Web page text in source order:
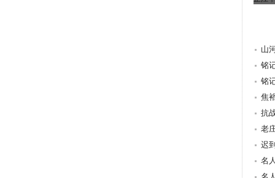
山
铭
抗
铭
焦
量
抗
老
迟
重
名